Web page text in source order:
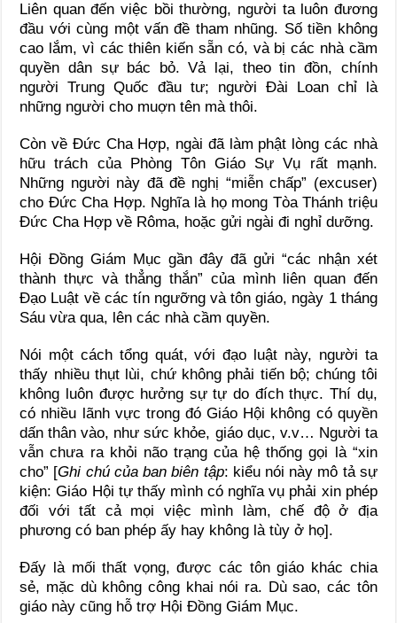
Liên quan đến việc bồi thường, người ta luôn đương
đầu với cùng một vấn đề tham nhũng. Số tiền không
cao lắm, vì các thiên kiến sẵn có, và bị các nhà cầm
quyền dân sự bác bỏ. Vả lại, theo tin đồn, chính
người Trung Quốc đầu tư; người Đài Loan chỉ là
những người cho muợn tên mà thôi.
Còn về Đức Cha Hợp, ngài đã làm phật lòng các nhà
hữu trách của Phòng Tôn Giáo Sự Vụ rất mạnh.
Những người này đã đề nghị “miễn chấp” (excuser)
cho Đức Cha Hợp. Nghĩa là họ mong Tòa Thánh triệu
Đức Cha Hợp về Rôma, hoặc gửi ngài đi nghỉ dưỡng.
Hội Đồng Giám Mục gần đây đã gửi “các nhận xét
thành thực và thẳng thắn” của mình liên quan đến
Đạo Luật về các tín ngưỡng và tôn giáo, ngày 1 tháng
Sáu vừa qua, lên các nhà cầm quyền.
Nói một cách tổng quát, với đạo luật này, người ta
thấy nhiều thụt lùi, chứ không phải tiến bộ; chúng tôi
không luôn được hưởng sự tự do đích thực. Thí dụ,
có nhiều lãnh vực trong đó Giáo Hội không có quyền
dấn thân vào, như sức khỏe, giáo dục, v.v… Người ta
vẫn chưa ra khỏi não trạng của hệ thống gọi là “xin
cho” [Ghi chú của ban biên tập: kiểu nói này mô tả sự
kiện: Giáo Hội tự thấy mình có nghĩa vụ phải xin phép
đối với tất cả mọi việc mình làm, chế độ ở địa
phương có ban phép ấy hay không là tùy ở họ].
Đấy là mối thất vọng, được các tôn giáo khác chia
sẻ, mặc dù không công khai nói ra. Dù sao, các tôn
giáo này cũng hỗ trợ Hội Đồng Giám Mục.